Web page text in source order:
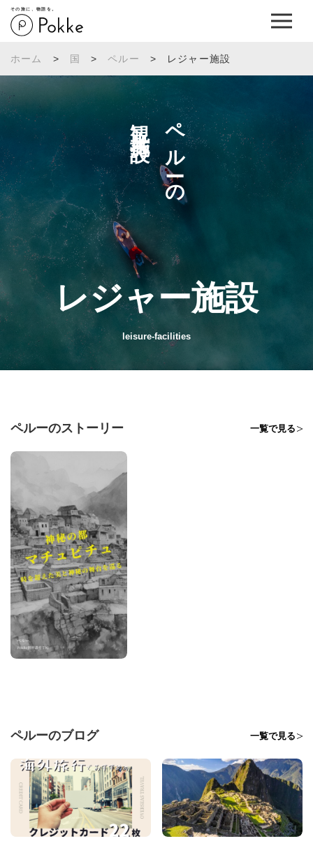
その旅に、物語を。
ホーム > 国 > ペルー > レジャー施設
ペルーの
観光施設へ
レジャー施設
leisure-facilities
ペルーのストーリー 一覧で見る
ペルーのブログ 一覧で見る